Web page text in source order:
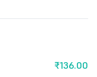
₹136.00